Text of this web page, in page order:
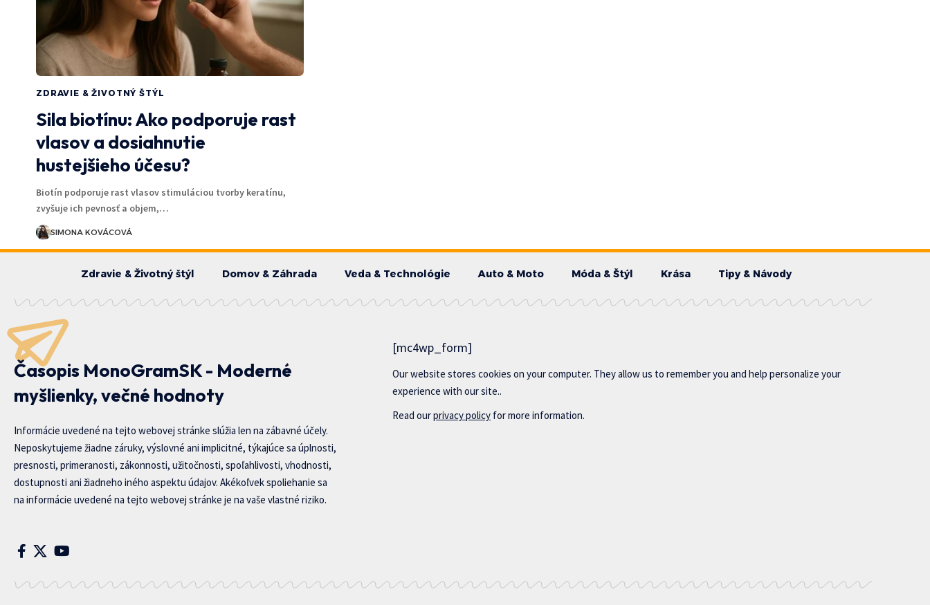
ZDRAVIE & ŽIVOTNÝ ŠTÝL
Sila biotínu: Ako podporuje rast
vlasov a dosiahnutie
hustejšieho účesu?
Biotín podporuje rast vlasov stimuláciou tvorby keratínu,
zvyšuje ich pevnosť a objem,…
SIMONA KOVÁCOVÁ
Zdravie & Životný štýl Domov & Záhrada Veda & Technológie Auto & Moto Móda & Štýl Krása Tipy & Návody
Časopis MonoGramSK - Moderné
myšlienky, večné hodnoty
Informácie uvedené na tejto webovej stránke slúžia len na zábavné účely.
Neposkytujeme žiadne záruky, výslovné ani implicitné, týkajúce sa úplnosti,
presnosti, primeranosti, zákonnosti, užitočnosti, spoľahlivosti, vhodnosti,
dostupnosti ani žiadneho iného aspektu údajov. Akékoľvek spoliehanie sa
na informácie uvedené na tejto webovej stránke je na vaše vlastné riziko.
[mc4wp_form]
Our website stores cookies on your computer. They allow us to remember you and help personalize your
experience with our site..
Read ourprivacy policy for more information.